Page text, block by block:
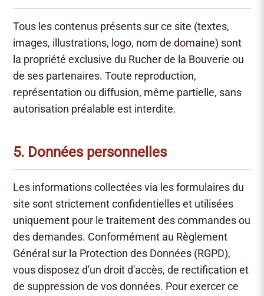
Tous les contenus présents sur ce site (textes,
images, illustrations, logo, nom de domaine) sont
la propriété exclusive du Rucher de la Bouverie ou
de ses partenaires. Toute reproduction,
représentation ou diffusion, même partielle, sans
autorisation préalable est interdite.
5. Données personnelles
Les informations collectées via les formulaires du
site sont strictement confidentielles et utilisées
uniquement pour le traitement des commandes ou
des demandes. Conformément au Règlement
Général sur la Protection des Données (RGPD),
vous disposez d'un droit d'accès, de rectification et
de suppression de vos données. Pour exercer ce